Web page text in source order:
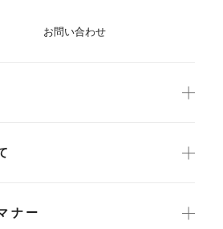
お問い合わせ
ナー